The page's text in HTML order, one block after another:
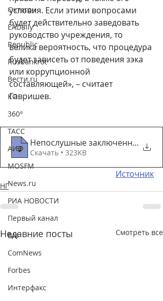
Октагон
EADaily
Republic
Rusbankrot
Вести.ru
КО
360°
ТАСС
АИФ
MOSFM
News.ru
РИА НОВОСТИ
Первый канал
ВМ
ComNews
Forbes
Интерфакс
условия. Если этими вопросами
будет действительно заведовать
руководство учреждения, то
велика вероятность, что процедура
будет зависеть от поведения зэка
или коррупционной
составляющей», – считает
Гавришев.
Непослушные заключенные
Скачать • 323KB
Источник
НГ
Недавние посты Смотреть все